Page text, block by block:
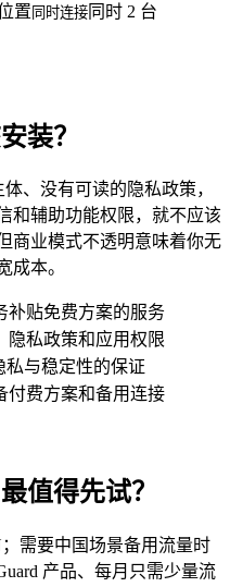
置 同时连接 同时 2 台
装？
、没有可读的隐私政策，
和辅助功能权限，就不应该
商业模式不透明意味着你无
成本。
补贴免费方案的服务
隐私政策和应用权限
私与稳定性的保证
付费方案和备用连接
值得先试？
需要中国场景备用流量时
产品、每月只需少量流